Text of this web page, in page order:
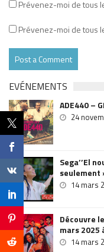
Prévenez-moi de tous
Prévenez-moi de tous
EVÉNEMENTS
ADE440 –
24
Sega’’El
seulement
14 mars
Découvre
mars 2025
14 mars